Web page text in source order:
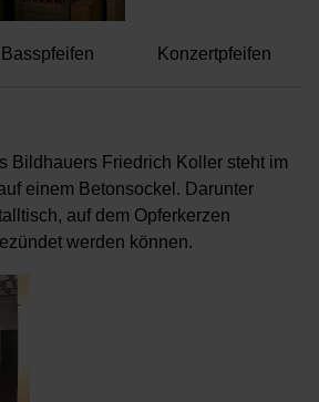
Basspfeifen Konzertpfeifen
Bildhauers Friedrich Koller steht im
einem Betonsockel. Darunter
auf dem Opferkerzen
werden können.